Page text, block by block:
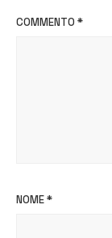
COMMENTO *
NOME*